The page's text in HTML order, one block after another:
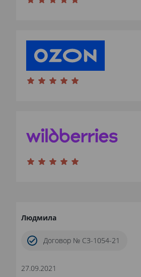
Людмила
Договор № СЗ-1054-21
27.09.2021